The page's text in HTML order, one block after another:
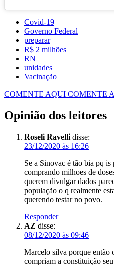
Covid-19
Governo Federal
preparar
R$ 2 milhões
RN
unidades
Vacinação
COMENTE AQUI COMENTE
Opinião dos leitores
Roseli Ravelli disse:
23/12/2020 às 16:26
Se a Sinovac é tão bia pq is
comprando milhoes de
querem divulgar dados
população o q realmente
querendo testar no povo.
Responder
AZ disse:
08/12/2020 às 09:46
Marcelo silva porque então
compriam a constituição